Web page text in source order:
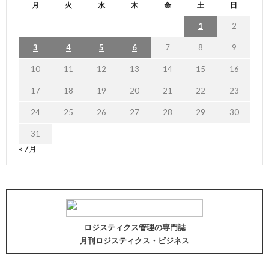
月 火 水 木 金 土 日
1 2
3 4 5 6 7 8 9
10 11 12 13 14 15 16
17 18 19 20 21 22 23
24 25 26 27 28 29 30
31
« 7月
ロジスティクス管理の専門誌
月刊ロジスティクス・ビジネス